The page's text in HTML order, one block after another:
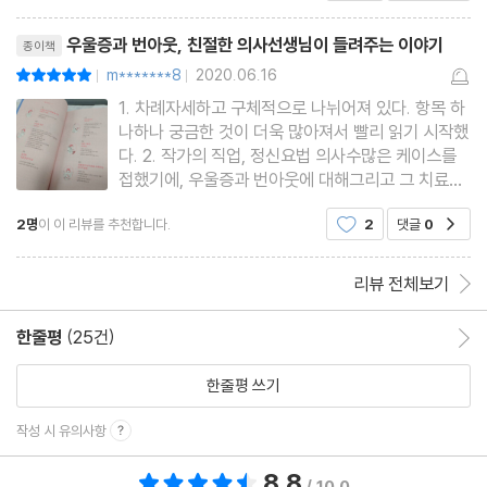
종이책 우울증과 번아웃, 친절한 의사선생님이 들려주는 이야기
| m*******8 | 2020.06.16
1. 차례자세하고 구체적으로 나뉘어져 있다. 항목 하
나하나 궁금한 것이 더욱 많아져서 빨리 읽기 시작했
다. 2. 작가의 직업, 정신요법 의사수많은 케이스를
접했기에, 우울증과 번아웃에 대해그리고 그 치료를
위해 어떤 노력이 필요한지 잘 알고 있고,또한 글로
잘 풀어내고 있다.3. USE IT OR LOSE IT (44p)
2명이 이 리뷰를 추천합니다. 2 댓글 0
리뷰 전체보기
한줄평 (25건)
한줄평 쓰기
작성 시 유의사항